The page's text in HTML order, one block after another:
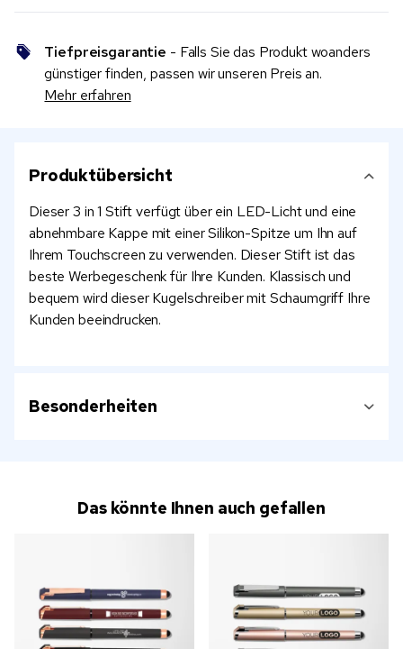
Tiefpreisgarantie - Falls Sie das Produkt woanders
günstiger finden, passen wir unseren Preis an.
Mehr erfahren
Produktübersicht
Dieser 3 in 1 Stift verfügt über ein LED-Licht und eine
abnehmbare Kappe mit einer Silikon-Spitze um Ihn auf
Ihrem Touchscreen zu verwenden. Dieser Stift ist das
beste Werbegeschenk für Ihre Kunden. Klassisch und
bequem wird dieser Kugelschreiber mit Schaumgriff Ihre
Kunden beeindrucken.
Besonderheiten
Das könnte Ihnen auch gefallen